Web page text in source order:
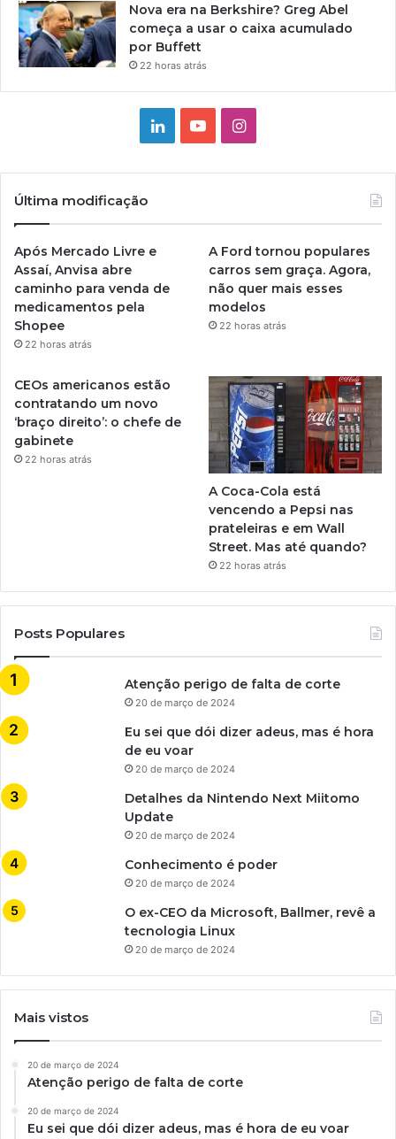
Nova era na Berkshire? Greg Abel
começa a usar o caixa acumulado
por Buffett
22 horas atrás
LinkedinYouTubeInstagram
Última modificação
Após Mercado Livre e
Assaí, Anvisa abre
caminho para venda de
medicamentos pela
Shopee
22 horas atrás
A Ford tornou populares
carros sem graça. Agora,
não quer mais esses
modelos
22 horas atrás
CEOs americanos estão
contratando um novo
‘braço direito’: o chefe de
gabinete
22 horas atrás
A Coca-Cola está
vencendo a Pepsi nas
prateleiras e em Wall
Street. Mas até quando?
22 horas atrás
Posts Populares
Atenção perigo de falta de corte
20 de março de 2024
Eu sei que dói dizer adeus, mas é hora
de eu voar
20 de março de 2024
Detalhes da Nintendo Next Miitomo
Update
20 de março de 2024
Conhecimento é poder
20 de março de 2024
O ex-CEO da Microsoft, Ballmer, revê a
tecnologia Linux
20 de março de 2024
Mais vistos
20 de março de 2024
Atenção perigo de falta de corte
20 de março de 2024
Eu sei que dói dizer adeus, mas é hora de eu voar